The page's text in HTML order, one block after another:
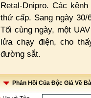
Retal-Dnipro. Các
thứ cấp. Sang ngày
Tối cùng ngày, một
lửa chạy điện, cho
đường sắt.
Phản Hồi Của Độc Giả Về